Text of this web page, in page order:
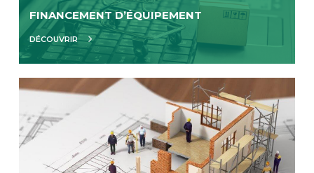
FINANCEMENT D’ÉQUIPEMENT
DÉCOUVRIR